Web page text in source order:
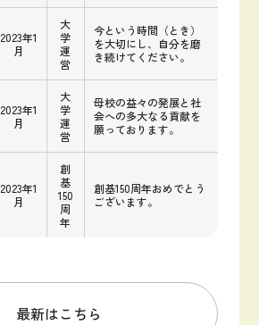
2023年1
月
大
学
運
営
今という時間（とき）
を大切にし、自分を磨
き続けてください。
2023年1
月
大
学
運
営
母校の益々の発展と社
会への多大なる貢献を
願っております。
2023年1
月
創
基
150
周
年
創基150周年おめでとう
ございます。
最新はこちら